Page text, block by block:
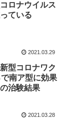
ロナウイルス
ている
2021.03.29
型コロナワク
南ア型に効果
治験結果
2021.03.28